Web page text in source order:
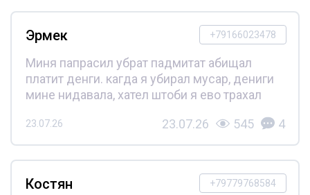
+79166023478
Эрмек
Миня папрасил убрат падмитат абищал
платит денги. кагда я убирал мусар, дениги
мине нидавала, хател штоби я ево трахал
23.07.26 23.07.26 545 4
+79779768584
Костян